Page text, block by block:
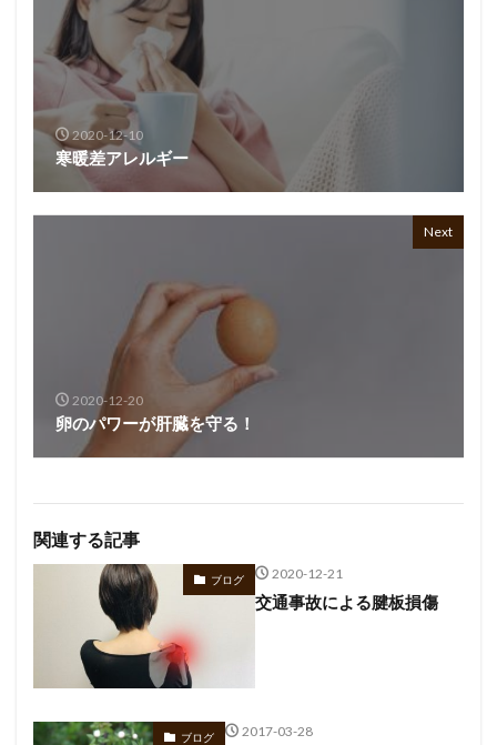
2020-12-10
寒暖差アレルギー
Next
2020-12-20
卵のパワーが肝臓を守る！
関連する記事
ブログ 2020-12-21
交通事故による腱板損傷
ブログ 2017-03-28